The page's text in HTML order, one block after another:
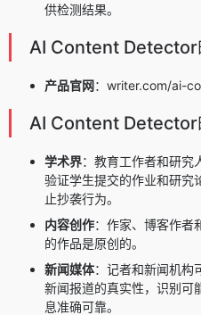
供检测结果。
AI Content Detector
产品官网： writer.com/ai-
AI Content Detector
学术界：教育工作者和研
验证学生提交的作业和研究
止抄袭行为。
内容创作：作家、博客作者
的作品是原创的。
新闻媒体：记者和新闻机构
新闻报道的真实性，识别可
息准确可靠。